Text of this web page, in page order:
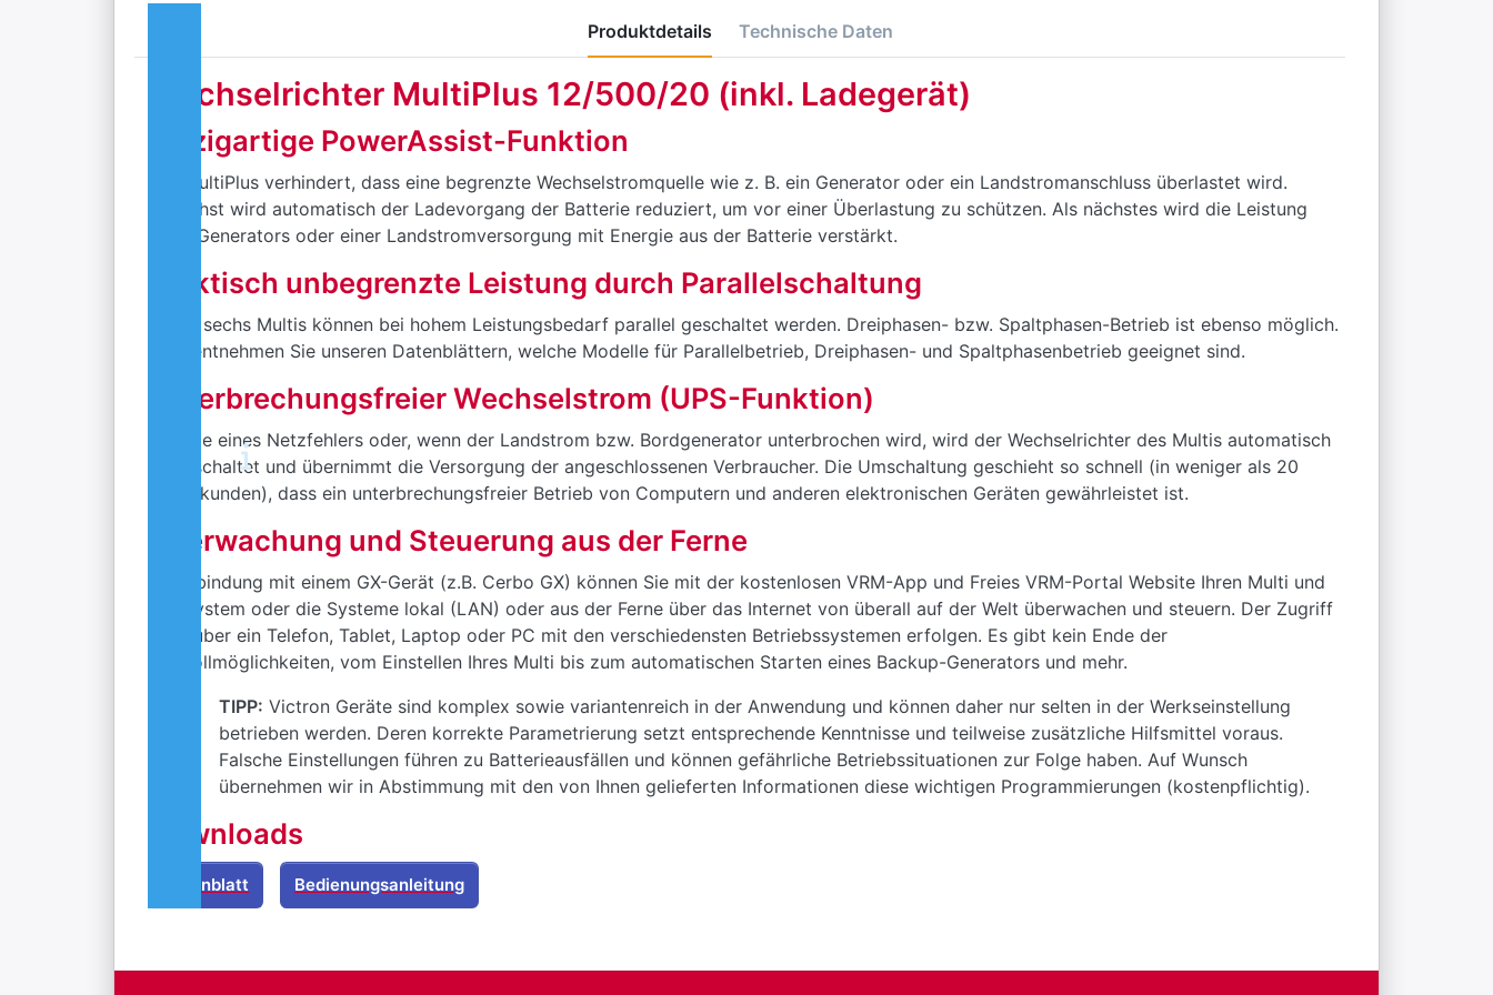
Produktdetails Technische Daten
Wechselrichter MultiPlus 12/500/20 (inkl. Ladegerät)
Einzigartige PowerAssist-Funktion
Der MultiPlus verhindert, dass eine begrenzte Wechselstromquelle wie z. B. ein Generator oder ein Landstromanschluss überlastet wird.
Zunächst wird automatisch der Ladevorgang der Batterie reduziert, um vor einer Überlastung zu schützen. Als nächstes wird die Leistung
eines Generators oder einer Landstromversorgung mit Energie aus der Batterie verstärkt.
Praktisch unbegrenzte Leistung durch Parallelschaltung
Bis zu sechs Multis können bei hohem Leistungsbedarf parallel geschaltet werden. Dreiphasen- bzw. Spaltphasen-Betrieb ist ebenso möglich.
Bitte entnehmen Sie unseren Datenblättern, welche Modelle für Parallelbetrieb, Dreiphasen- und Spaltphasenbetrieb geeignet sind.
Unterbrechungsfreier Wechselstrom (UPS-Funktion)
Im Falle eines Netzfehlers oder, wenn der Landstrom bzw. Bordgenerator unterbrochen wird, wird der Wechselrichter des Multis automatisch
eingeschaltet und übernimmt die Versorgung der angeschlossenen Verbraucher. Die Umschaltung geschieht so schnell (in weniger als 20
Millisekunden), dass ein unterbrechungsfreier Betrieb von Computern und anderen elektronischen Geräten gewährleistet ist.
Überwachung und Steuerung aus der Ferne
In Verbindung mit einem GX-Gerät (z.B. Cerbo GX) können Sie mit der kostenlosen VRM-App und Freies VRM-Portal Website Ihren Multi und
das System oder die Systeme lokal (LAN) oder aus der Ferne über das Internet von überall auf der Welt überwachen und steuern. Der Zugriff
kann über ein Telefon, Tablet, Laptop oder PC mit den verschiedensten Betriebssystemen erfolgen. Es gibt kein Ende der
Kontrollmöglichkeiten, vom Einstellen Ihres Multi bis zum automatischen Starten eines Backup-Generators und mehr.
TIPP: Victron Geräte sind komplex sowie variantenreich in der Anwendung und können daher nur selten in der Werkseinstellung
betrieben werden. Deren korrekte Parametrierung setzt entsprechende Kenntnisse und teilweise zusätzliche Hilfsmittel voraus.
Falsche Einstellungen führen zu Batterieausfällen und können gefährliche Betriebssituationen zur Folge haben. Auf Wunsch
übernehmen wir in Abstimmung mit den von Ihnen gelieferten Informationen diese wichtigen Programmierungen (kostenpflichtig).
Downloads
Datenblatt Bedienungsanleitung